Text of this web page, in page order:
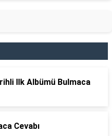
Ilk Albümü Bulmaca
Cevabı